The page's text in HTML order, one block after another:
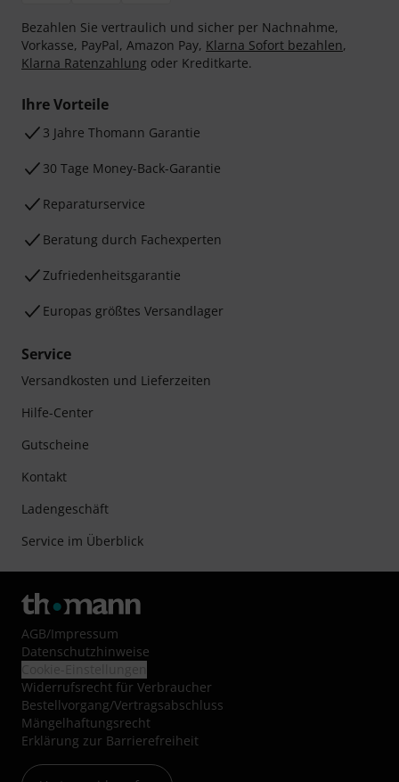
Bezahlen Sie vertraulich und sicher per Nachnahme,
Vorkasse, PayPal, Amazon Pay, Klarna Sofort bezahlen,
Klarna Ratenzahlung oder Kreditkarte.
Ihre Vorteile
3 Jahre Thomann Garantie
30 Tage Money-Back-Garantie
Reparaturservice
Beratung durch Fachexperten
Zufriedenheitsgarantie
Europas größtes Versandlager
Service
Versandkosten und Lieferzeiten
Hilfe-Center
Gutscheine
Kontakt
Ladengeschäft
Service im Überblick
AGB/Impressum
Datenschutzhinweise
Widerrufsrecht für Verbraucher
Bestellvorgang/Vertragsabschluss
Mängelhaftungsrecht
Erklärung zur Barrierefreiheit